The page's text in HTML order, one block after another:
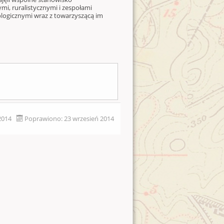
ruralistycznymi i zespołami
wraz z towarzyszącą im
Poprawiono: 23 wrzesień 2014